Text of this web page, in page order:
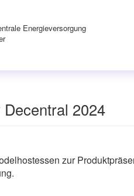
Energieversorgung
2024
zur